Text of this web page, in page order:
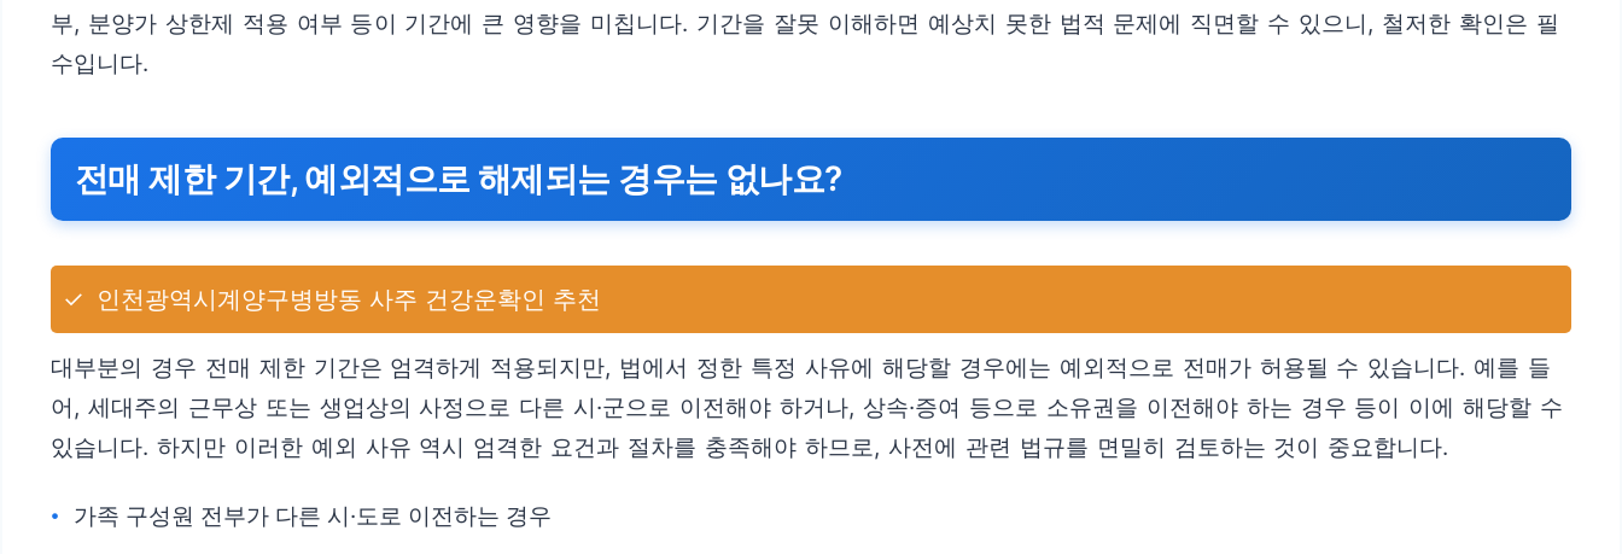
부, 분양가 상한제 적용 여부 등이 기간에 큰 영향을 미칩니다. 기간을 잘못 이해하면 예상치 못한 법적 문제에 직면할 수 있으니, 철저한 확인은 필
수입니다.
전매 제한 기간, 예외적으로 해제되는 경우는 없나요?
✓ 인천광역시계양구병방동 사주 건강운확인 추천
대부분의 경우 전매 제한 기간은 엄격하게 적용되지만, 법에서 정한 특정 사유에 해당할 경우에는 예외적으로 전매가 허용될 수 있습니다. 예를 들
어, 세대주의 근무상 또는 생업상의 사정으로 다른 시·군으로 이전해야 하거나, 상속·증여 등으로 소유권을 이전해야 하는 경우 등이 이에 해당할 수
있습니다. 하지만 이러한 예외 사유 역시 엄격한 요건과 절차를 충족해야 하므로, 사전에 관련 법규를 면밀히 검토하는 것이 중요합니다.
가족 구성원 전부가 다른 시·도로 이전하는 경우